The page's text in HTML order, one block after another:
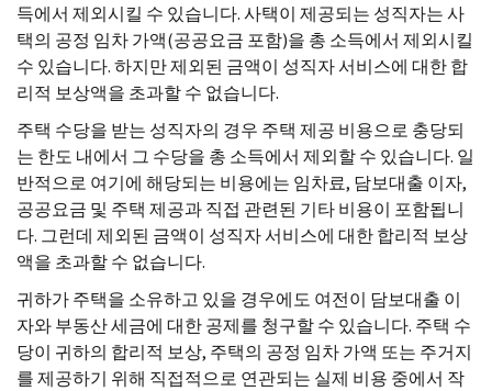
득에서 제외시킬 수 있습니다. 사택이 제공되는 성직자는 사
택의 공정 임차 가액(공공요금 포함)을 총 소득에서 제외시킬
수 있습니다. 하지만 제외된 금액이 성직자 서비스에 대한 합
리적 보상액을 초과할 수 없습니다.
주택 수당을 받는 성직자의 경우 주택 제공 비용으로 충당되
는 한도 내에서 그 수당을 총 소득에서 제외할 수 있습니다. 일
반적으로 여기에 해당되는 비용에는 임차료, 담보대출 이자,
공공요금 및 주택 제공과 직접 관련된 기타 비용이 포함됩니
다. 그런데 제외된 금액이 성직자 서비스에 대한 합리적 보상
액을 초과할 수 없습니다.
귀하가 주택을 소유하고 있을 경우에도 여전이 담보대출 이
자와 부동산 세금에 대한 공제를 청구할 수 있습니다. 주택 수
당이 귀하의 합리적 보상, 주택의 공정 임차 가액 또는 주거지
를 제공하기 위해 직접적으로 연관되는 실제 비용 중에서 작